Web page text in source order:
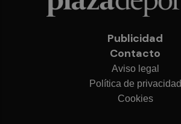
Publicidad
Contacto
Aviso legal
Política de privacidad
Cookies